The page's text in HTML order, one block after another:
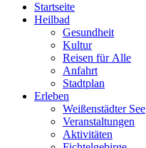
Start­sei­te
Heil­bad
Gesund­heit
Kul­tur
Rei­sen für Alle
Anfahrt
Stadt­plan
Erle­ben
Wei­ßen­städ­ter See
Ver­an­stal­tun­gen
Akti­vi­tä­ten